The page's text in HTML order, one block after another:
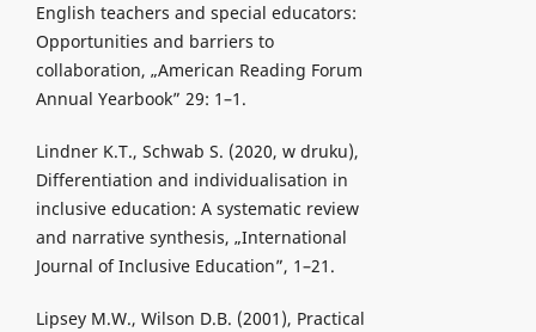
English teachers and special educators:
Opportunities and barriers to
collaboration, „American Reading Forum
Annual Yearbook” 29: 1–1.
Lindner K.T., Schwab S. (2020, w druku),
Differentiation and individualisation in
inclusive education: A systematic review
and narrative synthesis, „International
Journal of Inclusive Education”, 1–21.
Lipsey M.W., Wilson D.B. (2001), Practical